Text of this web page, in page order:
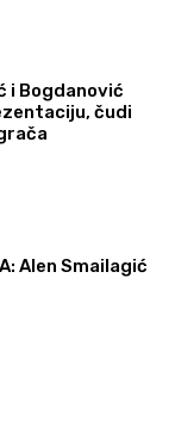
i Bogdanović
čudi
Alen Smailagić